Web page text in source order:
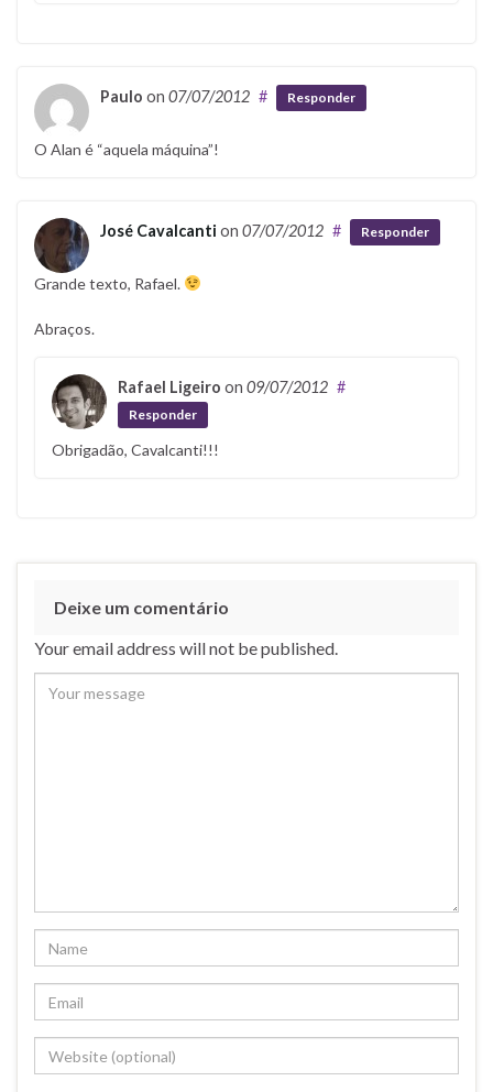
Paulo on 07/07/2012 # Responder
O Alan é “aquela máquina”!
José Cavalcanti on 07/07/2012 # Responder
Grande texto, Rafael.
Abraços.
Rafael Ligeiro on 09/07/2012 #
Responder
Obrigadão, Cavalcanti!!!
Deixe um comentário
Your email address will not be published.